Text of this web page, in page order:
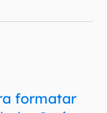
formatar